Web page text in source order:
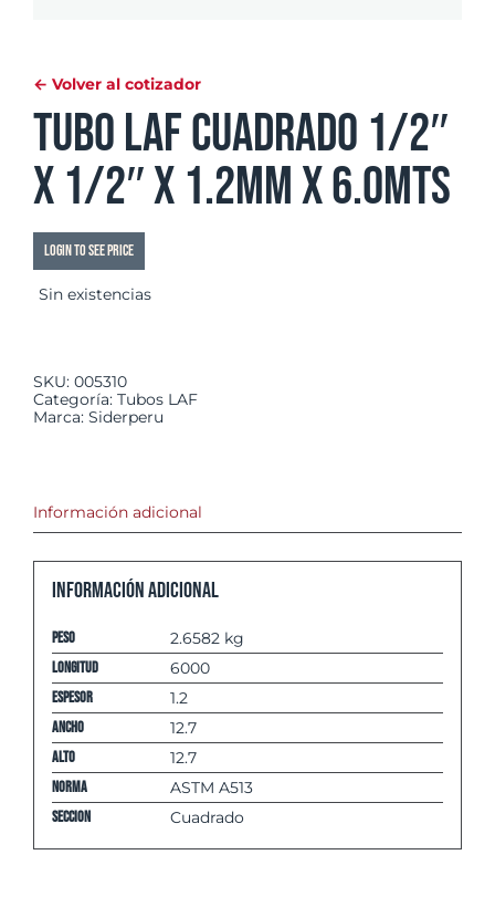
← Volver al cotizador
Tubo LAF Cuadrado 1/2″
x 1/2″ x 1.2mm x 6.0mts
Login to see price
Sin existencias
SKU: 005310
Categoría: Tubos LAF
Marca: Siderperu
Información adicional
Información adicional
Peso 2.6582 kg
Longitud 6000
espesor 1.2
Ancho 12.7
Alto 12.7
Norma ASTM A513
Seccion Cuadrado